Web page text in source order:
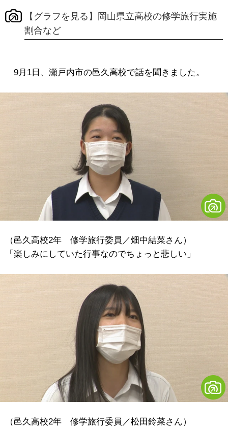
【グラフを見る】岡山県立高校の修学旅行実施
割合など
9月1日、瀬戸内市の邑久高校で話を聞きました。
（邑久高校2年 修学旅行委員／畑中結菜さん）
「楽しみにしていた行事なのでちょっと悲しい」
（邑久高校2年 修学旅行委員／松田鈴菜さん）